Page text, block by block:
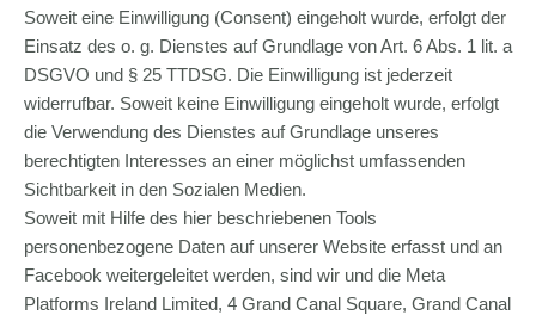
Soweit eine Einwilligung (Consent) eingeholt wurde, erfolgt der
Einsatz des o. g. Dienstes auf Grundlage von Art. 6 Abs. 1 lit. a
DSGVO und § 25 TTDSG. Die Einwilligung ist jederzeit
widerrufbar. Soweit keine Einwilligung eingeholt wurde, erfolgt
die Verwendung des Dienstes auf Grundlage unseres
berechtigten Interesses an einer möglichst umfassenden
Sichtbarkeit in den Sozialen Medien.
Soweit mit Hilfe des hier beschriebenen Tools
personenbezogene Daten auf unserer Website erfasst und an
Facebook weitergeleitet werden, sind wir und die Meta
Platforms Ireland Limited, 4 Grand Canal Square, Grand Canal